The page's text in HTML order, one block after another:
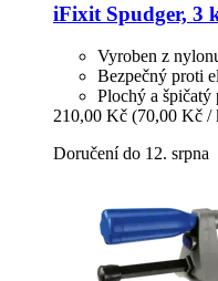
iFixit Spudger, 3
Vyroben z
Bezpečný proti
Plochý a
210,00 Kč (70,00 Kč /
Doručení do 12. srpna